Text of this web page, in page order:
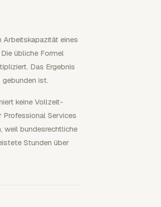
Arbeitskapazität eines
übliche Formel
Das Ergebnis
gebunden ist.
keine Vollzeit-
Services
weil bundesrechtliche
Stunden über